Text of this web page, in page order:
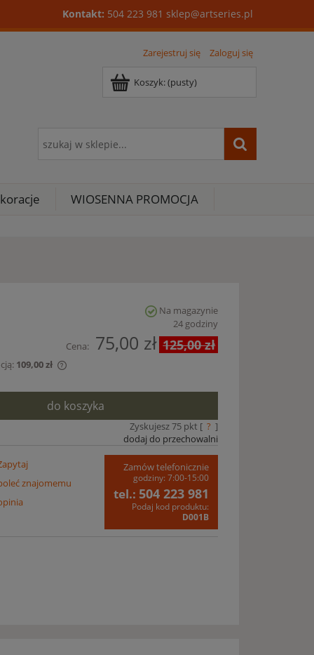
Kontakt: 504 223 981 sklep@artseries.pl
Zarejestruj się Zaloguj się
Koszyk:(pusty)
WIOSENNA PROMOCJA
Na magazynie
24 godziny
Cena: 75,00 zł 125,00 zł
109,00 zł
krócej
najniższa
produkt
do koszyka
Zyskujesz75pkt [ ? ]
dodaj do przechowalni
znajomemu
Zamów telefonicznie
godziny: 7:00-15:00
tel.: 504 223 981
Podaj kod produktu:
D001B